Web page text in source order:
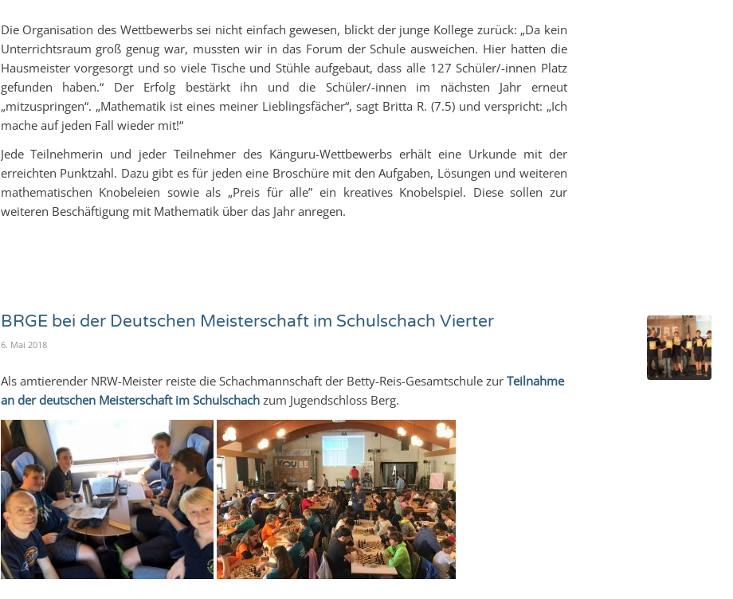
Die Organisation des Wettbewerbs sei nicht einfach gewesen, blickt der junge Kollege zurück: „Da kein
Unterrichtsraum groß genug war, mussten wir in das Forum der Schule ausweichen. Hier hatten die
Hausmeister vorgesorgt und so viele Tische und Stühle aufgebaut, dass alle 127 Schüler/-innen Platz
gefunden haben.“ Der Erfolg bestärkt ihn und die Schüler/-innen im nächsten Jahr erneut
„mitzuspringen“. „Mathematik ist eines meiner Lieblingsfächer“, sagt Britta R. (7.5) und verspricht: „Ich
mache auf jeden Fall wieder mit!“
Jede Teilnehmerin und jeder Teilnehmer des Känguru-Wettbewerbs erhält eine Urkunde mit der
erreichten Punktzahl. Dazu gibt es für jeden eine Broschüre mit den Aufgaben, Lösungen und weiteren
mathematischen Knobeleien sowie als „Preis für alle” ein kreatives Knobelspiel. Diese sollen zur
weiteren Beschäftigung mit Mathematik über das Jahr anregen.
BRGE bei der Deutschen Meisterschaft im Schulschach Vierter
6. Mai 2018
Als amtierender NRW-Meister reiste die Schachmannschaft der Betty-Reis-Gesamtschule zur Teilnahme
an der deutschen Meisterschaft im Schulschachzum Jugendschloss Berg.